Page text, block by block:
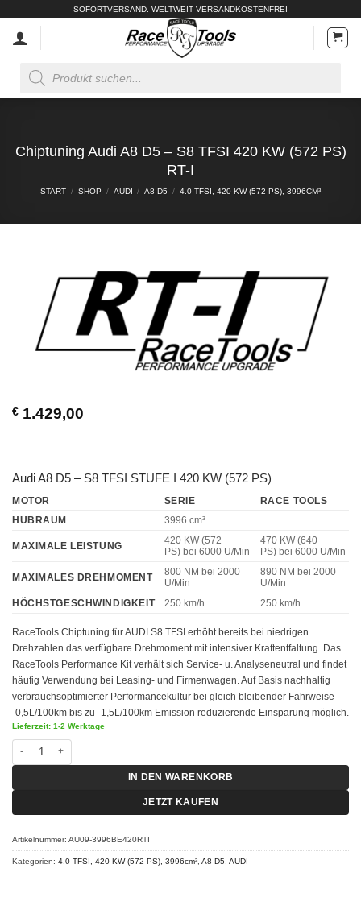
springen
SOFORTVERSAND. WELTWEIT VERSANDKOSTENFREI
search
Chiptuning Audi A8 D5 – S8 TFSI 420 KW (572 PS)
RT-I
START / SHOP / AUDI / A8 D5 / 4.0 TFSI, 420 KW (572 PS), 3996CM³
€ 1.429,00
Audi A8 D5 – S8 TFSI STUFE I 420 KW (572 PS)
MOTOR SERIE
RACE TOOLS
HUBRAUM
3996 cm³
MAXIMALE LEISTUNG
420 KW (572
PS) bei 6000 U/Min
470 KW (640
PS) bei 6000 U/Min
MAXIMALES DREHMOMENT
800 NM bei 2000
U/Min
890 NM bei 2000
U/Min
HÖCHSTGESCHWINDIGKEIT 250 km/h 250 km/h
RaceTools Chiptuning für AUDI S8 TFSI erhöht bereits bei niedrigen
Drehzahlen das verfügbare Drehmoment mit intensiver Kraftentfaltung. Das
RaceTools Performance Kit verhält sich Service- u. Analyseneutral und findet
häufig Verwendung bei Leasing- und Firmenwagen. Auf Basis nachhaltig
verbrauchsoptimierter Performancekultur bei gleich bleibender Fahrweise
-0,5L/100km bis zu -1,5L/100km Emission reduzierende Einsparung möglich.
Lieferzeit: 1-2 Werktage
Chiptuning Audi A8 D5 - S8 TFSI 420 KW (572 PS) RT-I Menge
IN DEN WARENKORB
JETZT KAUFEN
Artikelnummer: AU09-3996BE420RTI
Kategorien: 4.0 TFSI, 420 KW (572 PS), 3996cm³ A8 D5 AUDI